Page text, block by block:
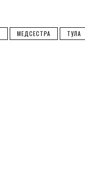
МЕДСЕСТРА ТУЛА